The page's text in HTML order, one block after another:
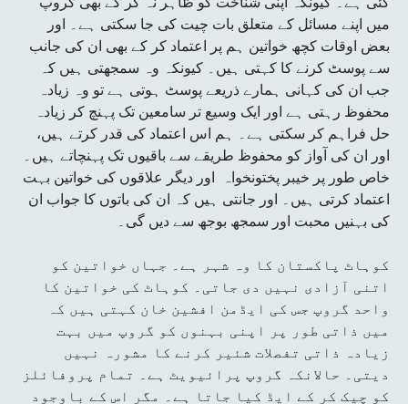
میں اپنے مسائل کے متعلق بات چیت کی جا سکتی ہے۔ اور
بعض اوقات کچھ خواتین ہم پر اعتماد کر کے بھی ان کی جانب
سے پوسٹ کرنے کا کہتی ہیں۔ کیونکہ وہ سمجھتی ہیں کہ
جب ان کی کہانی ہمارے ذریعے پوسٹ ہوتی ہے تو وہ زیادہ
محفوظ رہتی ہے اور ایک وسیع تر سامعین تک پہنچ کر زیادہ
حل فراہم کر سکتی ہے۔ ہم اس اعتماد کی قدر کرتے ہیں،
اور ان کی آواز کو محفوظ طریقے سے باقیوں تک پہنچاتے ہیں۔
خاص طور پر خیبر پختونخواہ اور دیگر علاقوں کی خواتین بہت
اعتماد کرتی ہیں۔ اور جانتی ہیں کہ ان کی باتوں کا جواب ان
کی بہنیں محبت اور سمجھ بوجھ سے دیں گی۔
کوہاٹ پاکستان کا وہ شہر ہے۔ جہاں خواتین کو
اتنی آزادی نہیں دی جاتی۔ کوہاٹ کی خواتین کا
واحد گروپ جس کی ایڈمن افشین خان کہتی ہیں کہ
میں ذاتی طور پر اپنی بہنوں کو گروپ میں بہت
زیادہ ذاتی تفصلات شئیر کرنے کا مشورہ نہیں
دیتی۔ حالانکہ گروپ پرائیویٹ ہے۔ تمام پروفائلز
کو چیک کر کے ایڈ کیا جاتا ہے۔ مگر اس کے باوجود